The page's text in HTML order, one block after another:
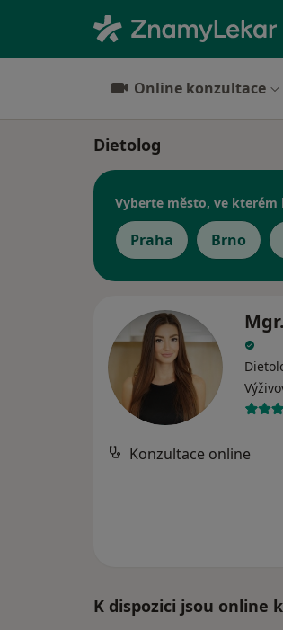
Online konzultace
Dietolog
Vyberte město, ve kterém
Praha Brno
Konzultace online
K dispozici jsou online